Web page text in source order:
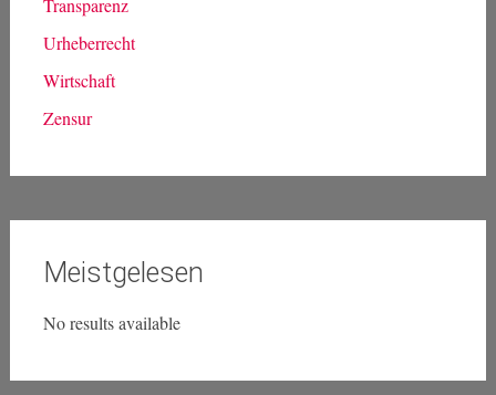
Transparenz
Urheberrecht
Wirtschaft
Zensur
Meistgelesen
No results available